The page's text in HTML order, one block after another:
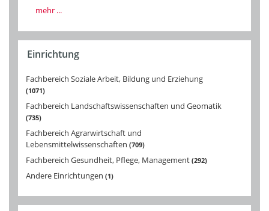
mehr ...
Einrichtung
Fachbereich Soziale Arbeit, Bildung und Erziehung
1071
Fachbereich Landschaftswissenschaften und Geomatik
735
Fachbereich Agrarwirtschaft und
Lebensmittelwissenschaften 709
Fachbereich Gesundheit, Pflege, Management 292
Andere Einrichtungen 1